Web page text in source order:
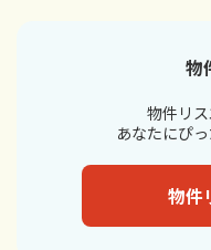
物
物件リ
あなたにぴ
物件